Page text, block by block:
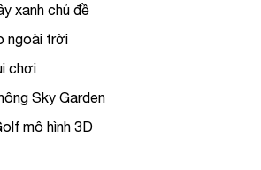
xanh chủ đề
ngoài trời
chơi
Sky Garden
mô hình 3D